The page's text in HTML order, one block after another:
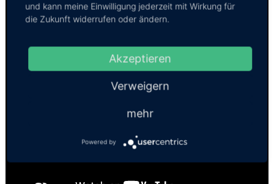
und kann meine Einwilligung jederzeit mit Wirkung für
die Zukunft widerrufen oder ändern.
Akzeptieren
Verweigern
mehr
Powered by